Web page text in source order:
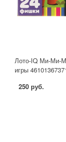
Лото-IQ Ми-Ми-
игры
250 руб.